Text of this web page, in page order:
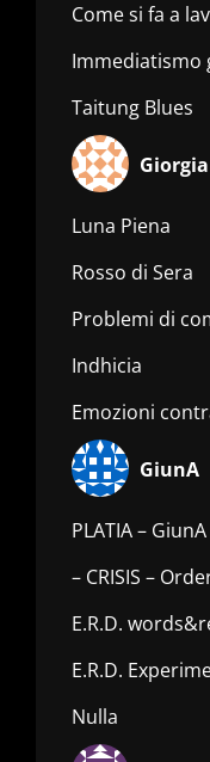
Come si fa a
Immediatismo
Taitung Blues
Giorgia
Luna Piena
Rosso di Sera
Problemi di
Indhicia
Emozioni
GiunA
PLATIA –
– CRISIS –
E.R.D.
E.R.D.
Nulla